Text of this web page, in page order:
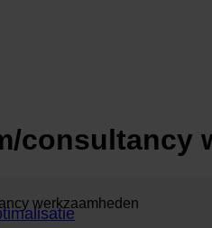
consultancy
werkzaamheden